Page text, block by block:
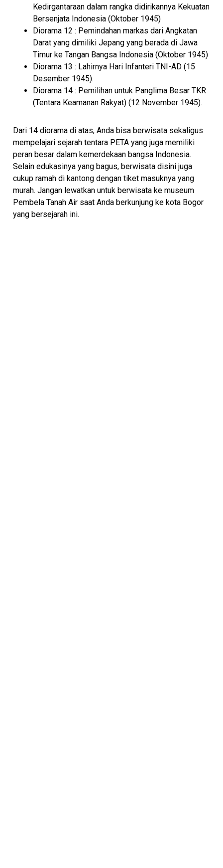
Kedirgantaraan dalam rangka didirikannya Kekuatan
Bersenjata Indonesia (Oktober 1945)
Diorama 12 : Pemindahan markas dari Angkatan
Darat yang dimiliki Jepang yang berada di Jawa
Timur ke Tangan Bangsa Indonesia (Oktober 1945)
Diorama 13 : Lahirnya Hari Infanteri TNI-AD (15
Desember 1945).
Diorama 14 : Pemilihan untuk Panglima Besar TKR
(Tentara Keamanan Rakyat) (12 November 1945).
Dari 14 diorama di atas, Anda bisa berwisata sekaligus
mempelajari sejarah tentara PETA yang juga memiliki
peran besar dalam kemerdekaan bangsa Indonesia.
Selain edukasinya yang bagus, berwisata disini juga
cukup ramah di kantong dengan tiket masuknya yang
murah. Jangan lewatkan untuk berwisata ke museum
Pembela Tanah Air saat Anda berkunjung ke kota Bogor
yang bersejarah ini.